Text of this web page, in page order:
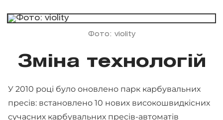
Фото: violity
Зміна технологій
У 2010 році було оновлено парк карбувальних
пресів: встановлено 10 нових високошвидкісних
сучасних карбувальних пресів-автоматів